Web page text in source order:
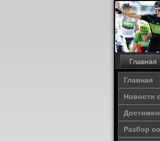
Главная
Главная
Новости
Разбор